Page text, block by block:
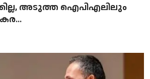
അടുത്ത ഐപിഎലിലും